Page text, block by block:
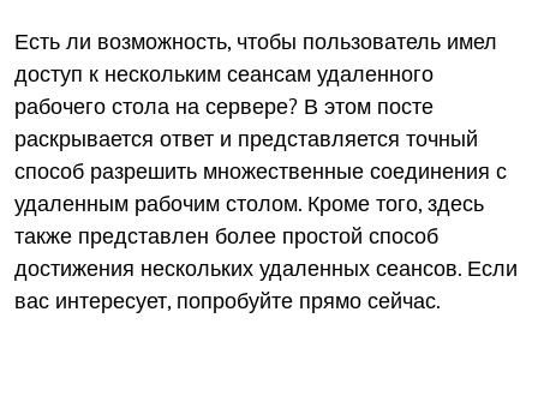
Есть ли возможность, чтобы пользователь имел
доступ к нескольким сеансам удаленного
рабочего стола на сервере? В этом посте
раскрывается ответ и представляется точный
способ разрешить множественные соединения с
удаленным рабочим столом. Кроме того, здесь
также представлен более простой способ
достижения нескольких удаленных сеансов. Если
вас интересует, попробуйте прямо сейчас.